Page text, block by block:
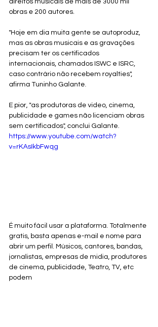
direitos musicais de mais de 3000 mil
obras e 200 autores.
"Hoje em dia muita gente se autoproduz,
mas as obras musicais e as gravações
precisam ter os certificados
internacionais, chamados ISWC e ISRC,
caso contrário não recebem royalties",
afirma Tuninho Galante.
E pior, "as produtoras de video, cinema,
publicidade e games não licenciam obras
sem certificados", conclui Galante.
https://www.youtube.com/watch?
v=rKAsIkbFwqg
É muito fácil usar a plataforma. Totalmente
gratis, basta apenas e-mail e nome para
abrir um perfil. Músicos, cantores, bandas,
jornalistas, empresas de midia, produtores
de cinema, publicidade, Teatro, TV, etc
podem